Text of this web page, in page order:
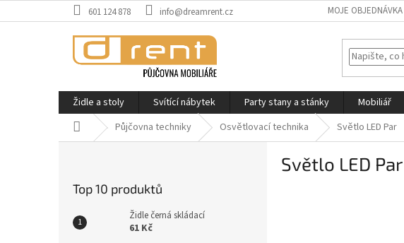
na
601 124 878 info@dreamrent.cz MOJE OBJEDNÁVKA
Židle a stoly Svítící nábytek Party stany a stánky Mobiliář
Domů Půjčovna techniky Osvětlovací technika Světlo LED Par
Top 10 produktů
Židle černá skládací
61 Kč
Světlo LED Par